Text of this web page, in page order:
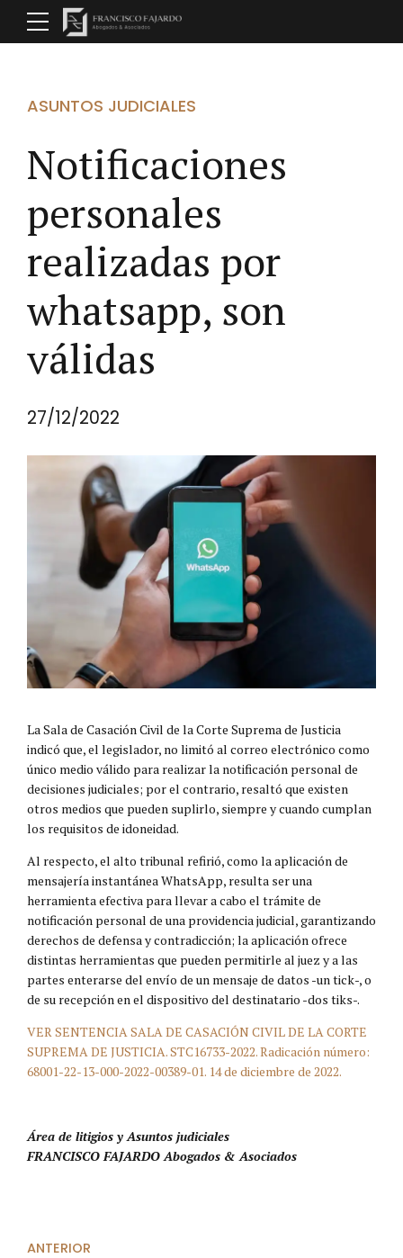
ASUNTOS JUDICIALES
Notificaciones
personales
realizadas por
whatsapp, son
válidas
27/12/2022
La Sala de Casación Civil de la Corte Suprema de Justicia
indicó que, el legislador, no limitó al correo electrónico como
único medio válido para realizar la notificación personal de
decisiones judiciales; por el contrario, resaltó que existen
otros medios que pueden suplirlo, siempre y cuando cumplan
los requisitos de idoneidad.
Al respecto, el alto tribunal refirió, como la aplicación de
mensajería instantánea WhatsApp, resulta ser una
herramienta efectiva para llevar a cabo el trámite de
notificación personal de una providencia judicial, garantizando
derechos de defensa y contradicción; la aplicación ofrece
distintas herramientas que pueden permitirle al juez y a las
partes enterarse del envío de un mensaje de datos -un tick-, o
de su recepción en el dispositivo del destinatario -dos tiks-.
VER SENTENCIA SALA DE CASACIÓN CIVIL DE LA CORTE
SUPREMA DE JUSTICIA. STC16733-2022. Radicación número:
68001-22-13-000-2022-00389-01. 14 de diciembre de 2022.
Área de litigios y Asuntos judiciales
FRANCISCO FAJARDO Abogados & Asociados
ANTERIOR